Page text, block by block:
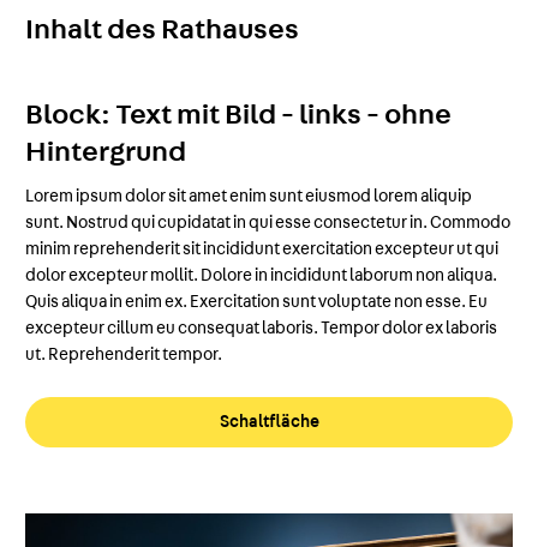
Inhalt des Rathauses
Block: Text mit Bild - links - ohne
Hintergrund
Lorem ipsum dolor sit amet enim sunt eiusmod lorem aliquip
sunt. Nostrud qui cupidatat in qui esse consectetur in. Commodo
minim reprehenderit sit incididunt exercitation excepteur ut qui
dolor excepteur mollit. Dolore in incididunt laborum non aliqua.
Quis aliqua in enim ex. Exercitation sunt voluptate non esse. Eu
excepteur cillum eu consequat laboris. Tempor dolor ex laboris
ut. Reprehenderit tempor.
Schaltfläche